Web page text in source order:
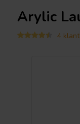
Arylic
4